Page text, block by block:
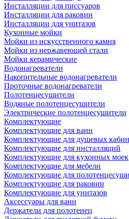
Инсталляции для писсуаров
Инсталляции для раковин
Инсталляции для унитазов
Кухонные мойки
Мойки из искусственного камня
Мойки из нержавеющей стали
Мойки керамические
Водонагреватели
Накопительные водонагреватели
Проточные водонагреватели
Полотенцесушители
Водяные полотенцесушители
Электрические полотенцесушители
Комплектующие
Комплектующие для ванн
Комплектующие для душевых кабин
Комплектующие для инсталляций
Комплектующие для кухонных моек
Комплектующие для мебели
Комплектующие для
Комплектующие для раковин
Комплектующие для унитазов
Аксессуары для ванн
Держатели для полотенец